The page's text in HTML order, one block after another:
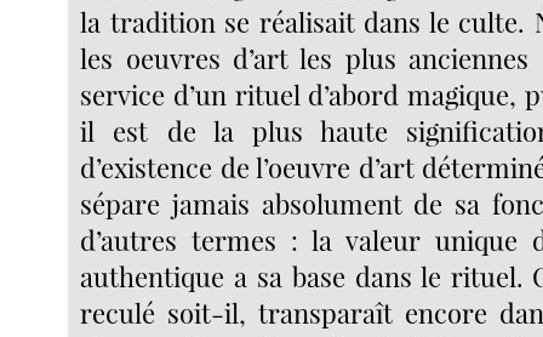
la tradition se réalisait dans le culte.
les oeuvres d’art les plus anciennes
service d’un rituel d’abord magique,
il est de la plus haute
d’existence de l’oeuvre d’art
sépare jamais absolument de sa
d’autres termes : la valeur unique
authentique a sa base dans le rituel.
reculé soit-il, transparaît encore